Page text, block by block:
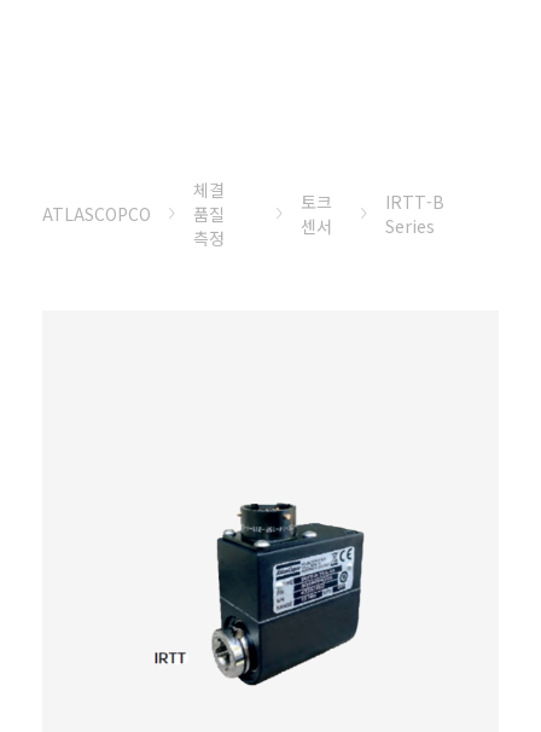
ATLASCOPCO
체결
품질
측정
토크
센서
IRTT-B
Series